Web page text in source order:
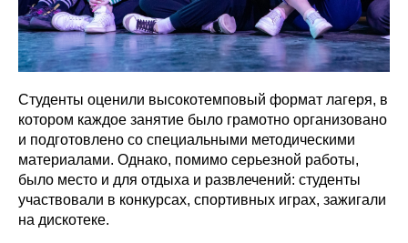
Студенты оценили высокотемповый формат лагеря, в
котором каждое занятие было грамотно организовано
и подготовлено со специальными методическими
материалами. Однако, помимо серьезной работы,
было место и для отдыха и развлечений: студенты
участвовали в конкурсах, спортивных играх, зажигали
на дискотеке.